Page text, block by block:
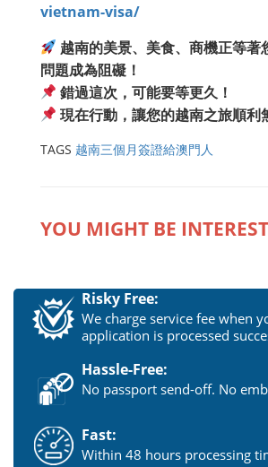
vietnam-visa/
越南的美景、美食、商機正等著
問題成為阻礙！
錯過這次，可能要等更久！
現在行動，讓您的越南之旅順利
TAGS 越南三個月簽證給澳門人
YOU MIGHT BE
Risky Free:
We charge service fee when
application is processed
Hassle-Free:
No passport send-off. No
Fast:
Within 48 hours processing